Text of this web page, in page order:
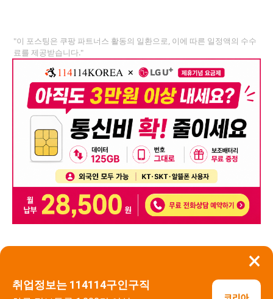
×
취업정보는 114114구인구직
"이 포스팅은 쿠팡 파트너스 활동의 일환으로, 이에 따른 일정액의 수수
료를 제공받습니다."